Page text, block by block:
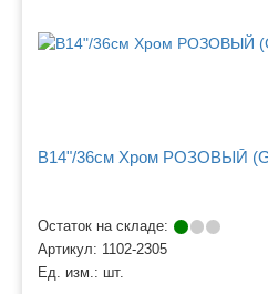
B14"/36см Хром РОЗОВЫЙ
Остаток на складе:
Артикул: 1102-2305
Ед. изм.: шт.